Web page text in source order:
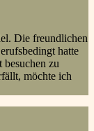
Die freundlichen
hatte
zu
möchte ich